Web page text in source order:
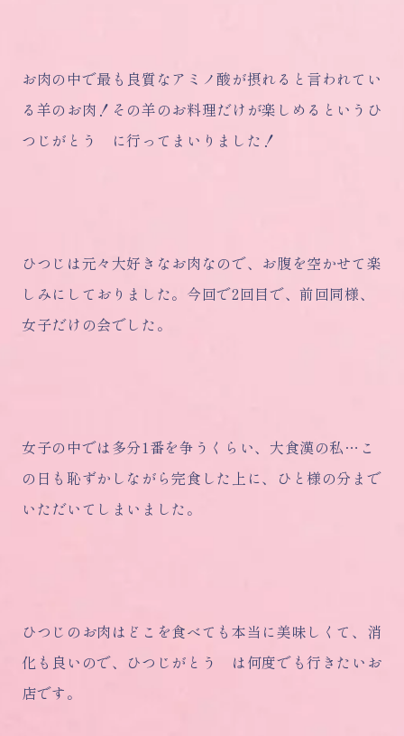
お肉の中で最も良質なアミノ酸が摂れると言われてい
る羊のお肉！その羊のお料理だけが楽しめるというひ
つじがとう に行ってまいりました！
ひつじは元々大好きなお肉なので、お腹を空かせて楽
しみにしておりました。今回で2回目で、前回同様、
女子だけの会でした。
女子の中では多分1番を争うくらい、大食漢の私…こ
の日も恥ずかしながら完食した上に、ひと様の分まで
いただいてしまいました。
ひつじのお肉はどこを食べても本当に美味しくて、消
化も良いので、ひつじがとう は何度でも行きたいお
店です。